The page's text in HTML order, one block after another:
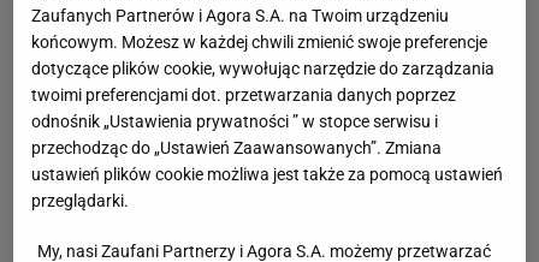
Zaufanych Partnerów i Agora S.A. na Twoim urządzeniu
końcowym. Możesz w każdej chwili zmienić swoje preferencje
dotyczące plików cookie, wywołując narzędzie do zarządzania
twoimi preferencjami dot. przetwarzania danych poprzez
odnośnik „Ustawienia prywatności ” w stopce serwisu i
przechodząc do „Ustawień Zaawansowanych”. Zmiana
ustawień plików cookie możliwa jest także za pomocą ustawień
przeglądarki.
My, nasi Zaufani Partnerzy i Agora S.A. możemy przetwarzać